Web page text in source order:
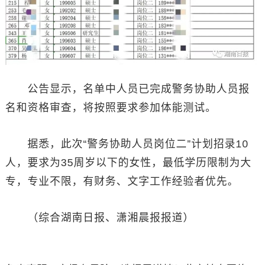
公告显示，名单中人员已完成警务协助人员报
名和资格审查，将按照要求参加体能测试。
据悉，此次“警务协助人员岗位二”计划招录10
人，要求为35周岁以下的女性，最低学历限制为大
专，专业不限，有财务、文字工作经验者优先。
（综合湖南日报、潇湘晨报报道）